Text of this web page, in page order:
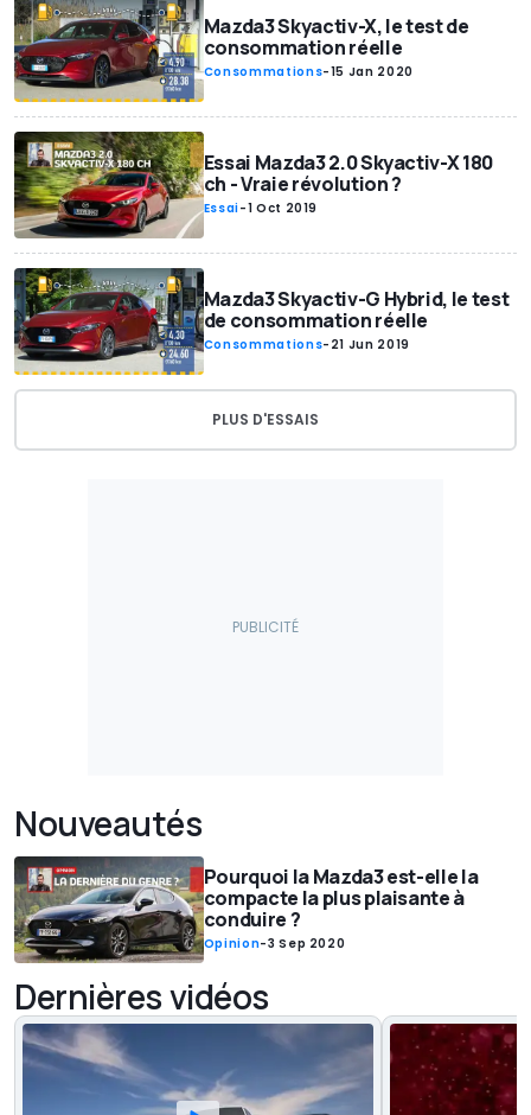
Mazda3 Skyactiv-X, le test de
consommation réelle
Consommations-15 Jan 2020
Essai Mazda3 2.0 Skyactiv-X 180
ch - Vraie révolution ?
Essai-1 Oct 2019
Mazda3 Skyactiv-G Hybrid, le test
de consommation réelle
Consommations- 21 Jun 2019
PLUS D'ESSAIS
Nouveautés
Pourquoi la Mazda3 est-elle la
compacte la plus plaisante à
conduire ?
Opinion-3 Sep 2020
Dernières vidéos